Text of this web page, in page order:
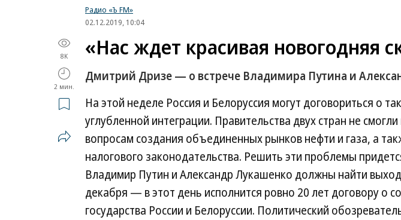
Радио «Ъ FM»
02.12.2019, 10:04
8K
2 мин.
«Нас ждет красивая новогодняя
Дмитрий Дризе — о встрече Владимира Путина и
На этой неделе Россия и Белоруссия могут договориться о
углубленной интеграции. Правительства двух стран не
вопросам создания объединенных рынков нефти и газа, а
налогового законодательства. Решить эти проблемы
Владимир Путин и Александр Лукашенко должны найти
декабря — в этот день исполнится ровно 20 лет договору о
государства России и Белоруссии. Политический